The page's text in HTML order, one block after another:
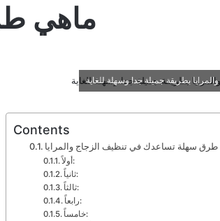
ماهي
بطريقة جميلة جدا وسهلة للغاية
Contents
أولاً:
ثانياً:
ثالثاً:
رابعاً:
خامساً: